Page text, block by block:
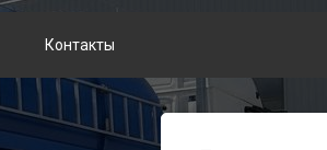
Контакты